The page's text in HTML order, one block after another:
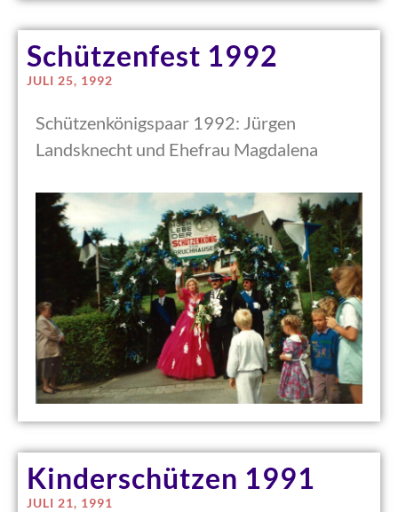
Schützenfest 1992
JULI 25, 1992
Schützenkönigspaar 1992: Jürgen
Landsknecht und Ehefrau Magdalena
Kinderschützen 1991
JULI 21, 1991